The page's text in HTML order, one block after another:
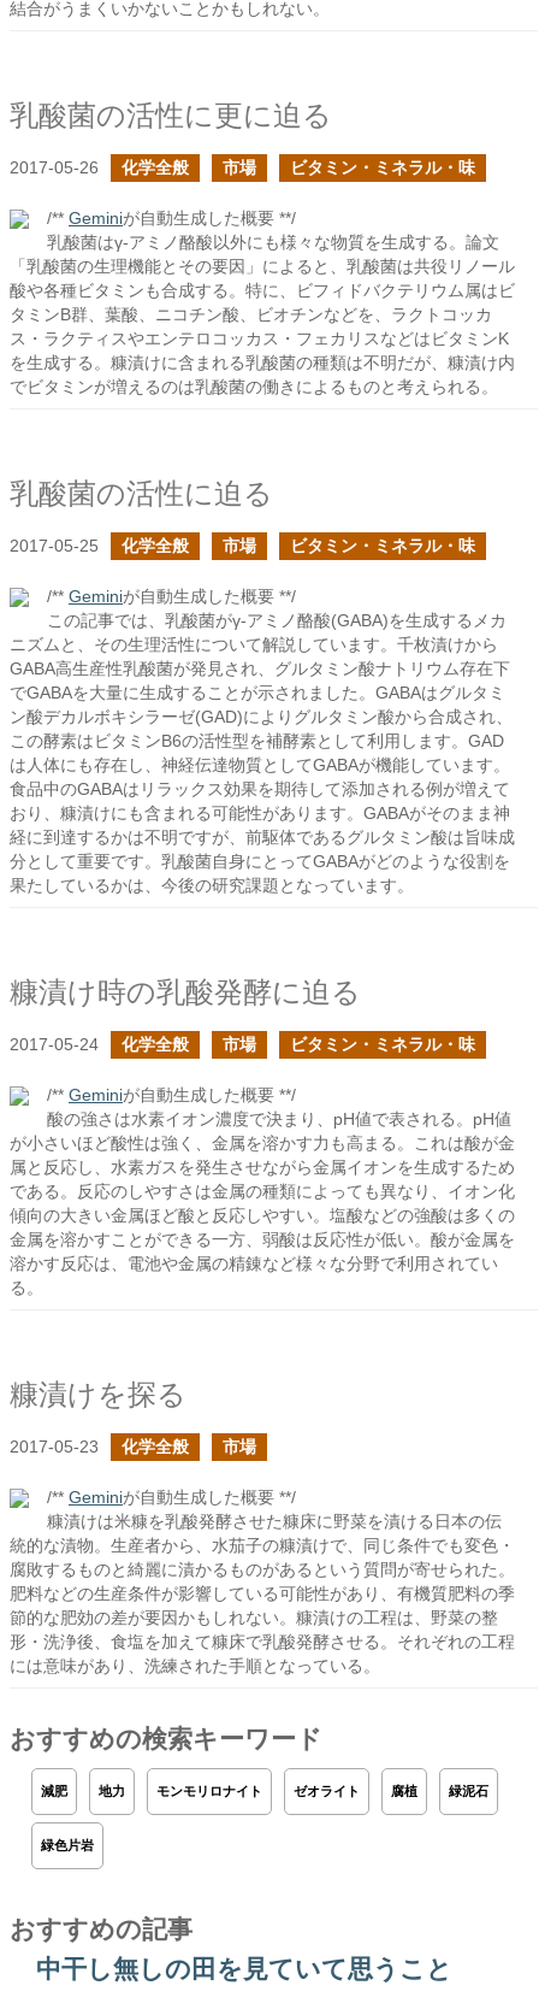
結合がうまくいかないことかもしれない。
乳酸菌の活性に更に迫る
2017-05-26 化学全般 市場 ビタミン・ミネラル・味
/** Geminiが自動生成した概要 **/
乳酸菌はγ-アミノ酪酸以外にも様々な物質を生成する。論文
「乳酸菌の生理機能とその要因」によると、乳酸菌は共役リノール
酸や各種ビタミンも合成する。特に、ビフィドバクテリウム属はビ
タミンB群、葉酸、ニコチン酸、ビオチンなどを、ラクトコッカ
ス・ラクティスやエンテロコッカス・フェカリスなどはビタミンK
を生成する。糠漬けに含まれる乳酸菌の種類は不明だが、糠漬け内
でビタミンが増えるのは乳酸菌の働きによるものと考えられる。
乳酸菌の活性に迫る
2017-05-25 化学全般 市場 ビタミン・ミネラル・味
/** Geminiが自動生成した概要 **/
この記事では、乳酸菌がγ-アミノ酪酸(GABA)を生成するメカ
ニズムと、その生理活性について解説しています。千枚漬けから
GABA高生産性乳酸菌が発見され、グルタミン酸ナトリウム存在下
でGABAを大量に生成することが示されました。GABAはグルタミ
ン酸デカルボキシラーゼ(GAD)によりグルタミン酸から合成され、
この酵素はビタミンB6の活性型を補酵素として利用します。GAD
は人体にも存在し、神経伝達物質としてGABAが機能しています。
食品中のGABAはリラックス効果を期待して添加される例が増えて
おり、糠漬けにも含まれる可能性があります。GABAがそのまま神
経に到達するかは不明ですが、前駆体であるグルタミン酸は旨味成
分として重要です。乳酸菌自身にとってGABAがどのような役割を
果たしているかは、今後の研究課題となっています。
糠漬け時の乳酸発酵に迫る
2017-05-24 化学全般 市場 ビタミン・ミネラル・味
/** Geminiが自動生成した概要 **/
酸の強さは水素イオン濃度で決まり、pH値で表される。pH値
が小さいほど酸性は強く、金属を溶かす力も高まる。これは酸が金
属と反応し、水素ガスを発生させながら金属イオンを生成するため
である。反応のしやすさは金属の種類によっても異なり、イオン化
傾向の大きい金属ほど酸と反応しやすい。塩酸などの強酸は多くの
金属を溶かすことができる一方、弱酸は反応性が低い。酸が金属を
溶かす反応は、電池や金属の精錬など様々な分野で利用されてい
る。
糠漬けを探る
2017-05-23 化学全般 市場
/** Geminiが自動生成した概要 **/
糠漬けは米糠を乳酸発酵させた糠床に野菜を漬ける日本の伝
統的な漬物。生産者から、水茄子の糠漬けで、同じ条件でも変色・
腐敗するものと綺麗に漬かるものがあるという質問が寄せられた。
肥料などの生産条件が影響している可能性があり、有機質肥料の季
節的な肥効の差が要因かもしれない。糠漬けの工程は、野菜の整
形・洗浄後、食塩を加えて糠床で乳酸発酵させる。それぞれの工程
には意味があり、洗練された手順となっている。
おすすめの検索キーワード
減肥 地力 モンモリロナイト ゼオライト 腐植 緑泥石
緑色片岩
おすすめの記事
中干し無しの田を見ていて思うこと